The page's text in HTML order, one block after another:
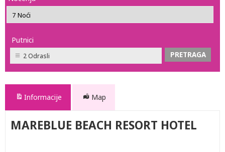
Putnici
2 Odrasli
Informacije Map
MAREBLUE BEACH RESORT HOTEL